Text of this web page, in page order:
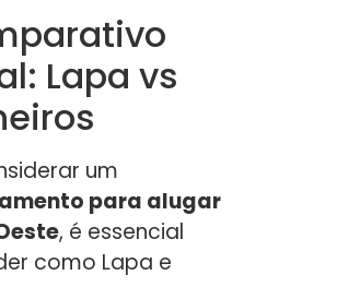
Lapa vs
um
para alugar
, é essencial
como Lapa e